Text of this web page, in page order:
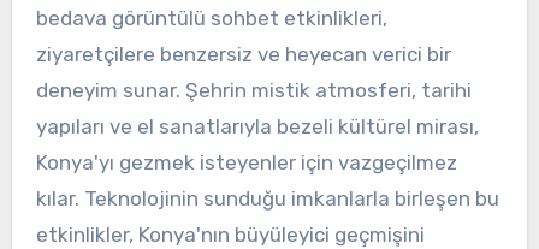
bedava görüntülü sohbet etkinlikleri,
ziyaretçilere benzersiz ve heyecan verici bir
deneyim sunar. Şehrin mistik atmosferi, tarihi
yapıları ve el sanatlarıyla bezeli kültürel mirası,
Konya'yı gezmek isteyenler için vazgeçilmez
kılar. Teknolojinin sunduğu imkanlarla birleşen bu
etkinlikler, Konya'nın büyüleyici geçmişini